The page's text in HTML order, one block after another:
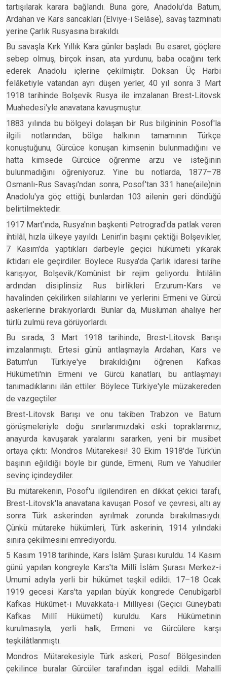
tartışılarak karara bağlandı. Buna göre, Anadolu'da Batum,
Ardahan ve Kars sancakları (Elviye-i Selâse), savaş tazminatı
yerine Çarlık Rusyasına bırakıldı.
Bu savaşla Kırk Yıllık Kara günler başladı. Bu esaret, göçlere
sebep olmuş, birçok insan, ata yurdunu, baba ocağını terk
ederek Anadolu içlerine çekilmiştir. Doksan Üç Harbi
felâketiyle vatandan ayrı düşen yerler, 40 yıl sonra 3 Mart
1918 tarihinde Bolşevik Rusya ile imzalanan Brest-Litovsk
Muahedesi'yle anavatana kavuşmuştur.
1883 yılında bu bölgeyi dolaşan bir Rus bilgininin Posof'la
ilgili notlarından, bölge halkının tamamının Türkçe
konuştuğunu, Gürcüce konuşan kimsenin bulunmadığını ve
hatta kimsede Gürcüce öğrenme arzu ve isteğinin
bulunmadığını öğreniyoruz. Yine bu notlarda, 1877–78
Osmanlı-Rus Savaşı'ndan sonra, Posof'tan 331 hane(aile)nin
Anadolu'ya göç ettiği, bunlardan 103 ailenin geri döndüğü
belirtilmektedir.
1917 Mart'ında, Rusya'nın başkenti Petrograd'da patlak veren
ihtilâl, hızla ülkeye yayıldı. Lenin'in başını çektiği Bolşevikler,
7 Kasım'da yaptıkları darbeyle geçici hükümeti yıkarak
iktidarı ele geçirdiler. Böylece Rusya'da Çarlık idaresi tarihe
karışıyor, Bolşevik/Komünist bir rejim geliyordu. İhtilâlin
ardından disiplinsiz Rus birlikleri Erzurum-Kars ve
havalinden çekilirken silahlarını ve yerlerini Ermeni ve Gürcü
askerlerine bırakıyorlardı. Bunlar da, Müslüman ahaliye her
türlü zulmü reva görüyorlardı.
Bu sırada, 3 Mart 1918 tarihinde, Brest-Litovsk Barışı
imzalanmıştı. Ertesi günü antlaşmayla Ardahan, Kars ve
Batum'un Türkiye'ye bırakıldığını öğrenen Kafkas
Hükümeti'nin Ermeni ve Gürcü kanatları, bu antlaşmayı
tanımadıklarını ilân ettiler. Böylece Türkiye'yle müzakereden
de vazgeçtiler.
Brest-Litovsk Barışı ve onu takiben Trabzon ve Batum
görüşmeleriyle doğu sınırlarımızdaki eski topraklarımız,
anayurda kavuşarak yaralarını sararken, yeni bir musibet
ortaya çıktı: Mondros Mütarekesi! 30 Ekim 1918'de Türk'ün
başının eğildiği böyle bir günde, Ermeni, Rum ve Yahudiler
sevinç içindeydiler.
Bu mütarekenin, Posof'u ilgilendiren en dikkat çekici tarafı,
Brest-Litovsk'la anavatana kavuşan Posof ve çevresi, altı ay
sonra Türk askerinden ayrılmak zorunda bırakılmasıydı.
Çünkü mütareke hükümleri, Türk askerinin, 1914 yılındaki
sınıra çekilmesini emrediyordu.
5 Kasım 1918 tarihinde, Kars İslâm Şurası kuruldu. 14 Kasım
günü yapılan kongreyle Kars'ta Millî İslâm Şurası Merkez-i
Umumî adıyla yerli bir hükümet teşkil edildi. 17–18 Ocak
1919 gecesi Kars'ta yapılan büyük kongrede Cenubîgarbî
Kafkas Hükûmet-i Muvakkata-i Milliyesi (Geçici Güneybatı
Kafkas Millî Hükümeti) kuruldu. Kars Hükümetinin
kurulmasıyla, yerli halk, Ermeni ve Gürcülere karşı
teşkilâtlanmıştı.
Mondros Mütarekesiyle Türk askeri, Posof Bölgesinden
çekilince buralar Gürcüler tarafından işgal edildi. Mahallî